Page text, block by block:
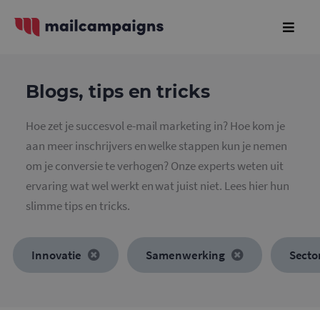
Blogs, tips en tricks
Hoe zet je succesvol e-mail marketing in? Hoe kom je
aan meer inschrijvers en welke stappen kun je nemen
om je conversie te verhogen? Onze experts weten uit
ervaring wat wel werkt en wat juist niet. Lees hier hun
slimme tips en tricks.
Innovatie Samenwerking